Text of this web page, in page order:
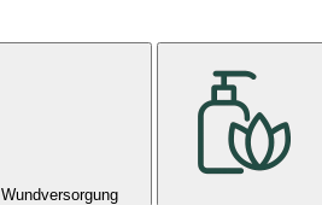
Wundversorgung